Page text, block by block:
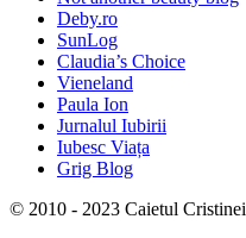
Deby.ro
SunLog
Claudia’s Choice
Vieneland
Paula Ion
Jurnalul Iubirii
Iubesc Viața
Grig Blog
© 2010 - 2023 Caietul Cristinei